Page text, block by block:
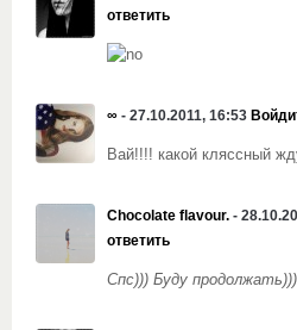
ответить
∞ - 27.10.2011, 16:53
Вай!!!! какой кляссный
Chocolate flavour. -
ответить
Спс))) Буду